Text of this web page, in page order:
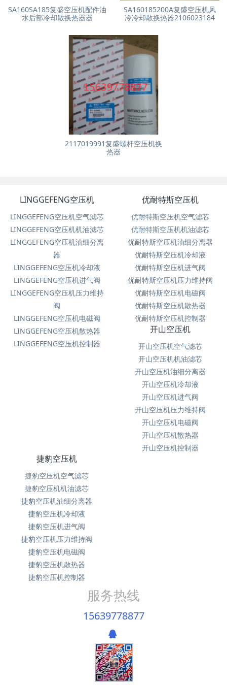
SA160SA185复盛空压机配件油
水后部冷却散换热器器
SA160185200A复盛空压机风
冷冷却散换热器2106023184
2117019991复盛螺杆空压机换
热器
LINGGEFENG空压机
LINGGEFENG空压机空气滤芯
LINGGEFENG空压机机油滤芯
LINGGEFENG空压机油细分离
器
LINGGEFENG空压机冷却液
LINGGEFENG空压机进气阀
LINGGEFENG空压机压力维持
阀
LINGGEFENG空压机电磁阀
LINGGEFENG空压机散热器
LINGGEFENG空压机控制器
优耐特斯空压机
优耐特斯空压机空气滤芯
优耐特斯空压机机油滤芯
优耐特斯空压机油细分离器
优耐特斯空压机冷却液
优耐特斯空压机进气阀
优耐特斯空压机压力维持阀
优耐特斯空压机电磁阀
优耐特斯空压机散热器
优耐特斯空压机控制器
开山空压机
开山空压机空气滤芯
开山空压机机油滤芯
开山空压机油细分离器
开山空压机冷却液
开山空压机进气阀
开山空压机压力维持阀
开山空压机电磁阀
开山空压机散热器
开山空压机控制器
捷豹空压机
捷豹空压机空气滤芯
捷豹空压机机油滤芯
捷豹空压机油细分离器
捷豹空压机冷却液
捷豹空压机进气阀
捷豹空压机压力维持阀
捷豹空压机电磁阀
捷豹空压机散热器
捷豹空压机控制器
服务热线
15639778877